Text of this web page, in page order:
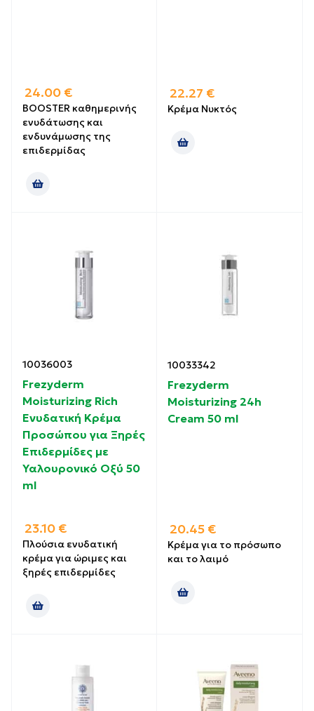
24.00 €
BOOSTER καθημερινής
ενυδάτωσης και
ενδυνάμωσης της
επιδερμίδας
22.27 €
Κρέμα Νυκτός
10036003
Frezyderm
Moisturizing Rich
Ενυδατική Κρέμα
Προσώπου για Ξηρές
Επιδερμίδες με
Υαλουρονικό Οξύ 50
ml
23.10 €
Πλούσια ενυδατική
κρέμα για ώριμες και
ξηρές επιδερμίδες
10033342
Frezyderm
Moisturizing 24h
Cream 50 ml
20.45 €
Κρέμα για το πρόσωπο
και το λαιμό